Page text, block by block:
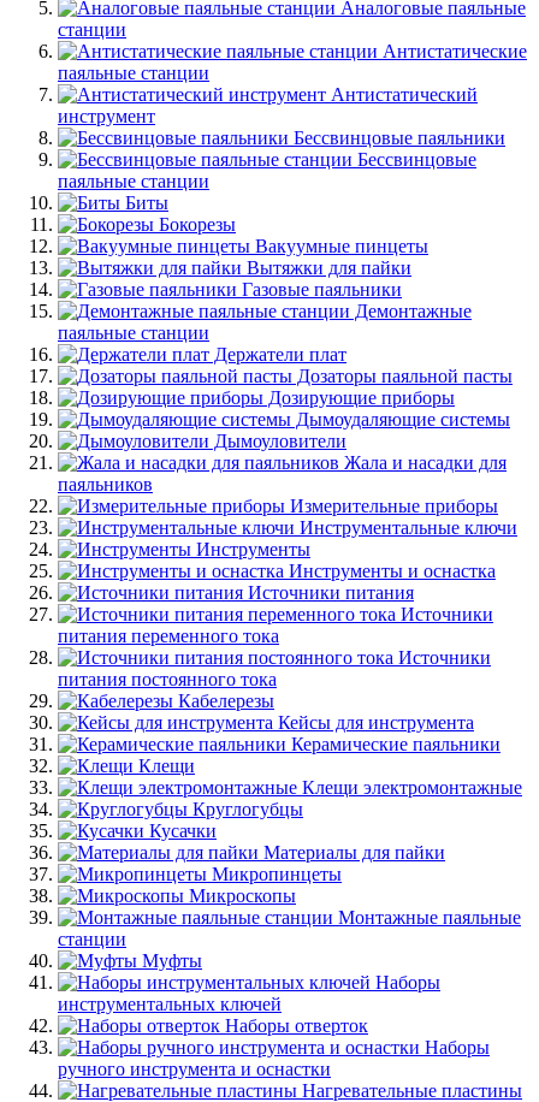
Аналоговые паяльные
станции
Антистатические
паяльные станции
Антистатический
инструмент
Бессвинцовые паяльники
Бессвинцовые
паяльные станции
Биты
Бокорезы
Вакуумные пинцеты
Вытяжки для пайки
Газовые паяльники
Демонтажные
паяльные станции
Держатели плат
Дозаторы паяльной пасты
Дозирующие приборы
Дымоудаляющие системы
Дымоуловители
Жала и насадки для
паяльников
Измерительные приборы
Инструментальные ключи
Инструменты
Инструменты и оснастка
Источники питания
Источники
питания переменного тока
Источники
питания постоянного тока
Кабелерезы
Кейсы для инструмента
Керамические паяльники
Клещи
Клещи электромонтажные
Круглогубцы
Кусачки
Материалы для пайки
Микропинцеты
Микроскопы
Монтажные паяльные
станции
Муфты
Наборы
инструментальных ключей
Наборы отверток
Наборы
ручного инструмента и оснастки
Нагревательные пластины